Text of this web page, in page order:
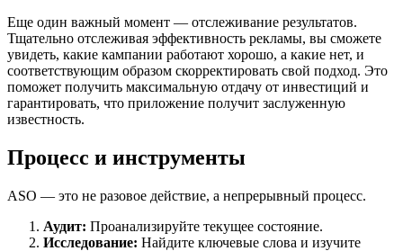
Еще один важный момент — отслеживание результатов.
Тщательно отслеживая эффективность рекламы, вы сможете
увидеть, какие кампании работают хорошо, а какие нет, и
соответствующим образом скорректировать свой подход. Это
поможет получить максимальную отдачу от инвестиций и
гарантировать, что приложение получит заслуженную
известность.
Процесс и инструменты
ASO — это не разовое действие, а непрерывный процесс.
Аудит: Проанализируйте текущее состояние.
Исследование: Найдите ключевые слова и изучите